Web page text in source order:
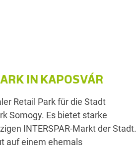
IN KAPOSVÁR
Retail Park für die Stadt
Somogy. Es bietet starke
INTERSPAR-Markt der Stadt.
auf einem ehemals
Der Retail Park wurde in
und eröffnete unter